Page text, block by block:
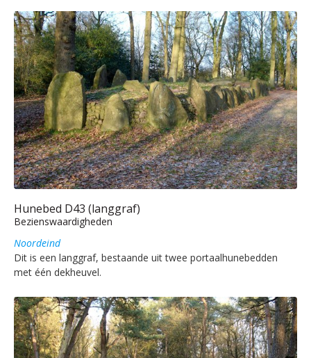
Hunebed D43 (langgraf)
Bezienswaardigheden
Noordeind
Dit is een langgraf, bestaande uit twee portaalhunebedden
met één dekheuvel.